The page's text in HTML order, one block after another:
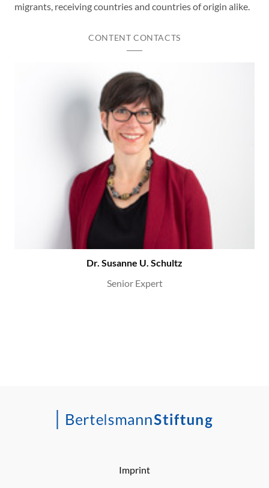
migrants, receiving countries and countries of origin alike.
CONTENT CONTACTS
Dr. Susanne U. Schultz
Senior Expert
Imprint